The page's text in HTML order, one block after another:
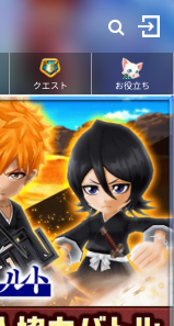
クエスト お役立ち